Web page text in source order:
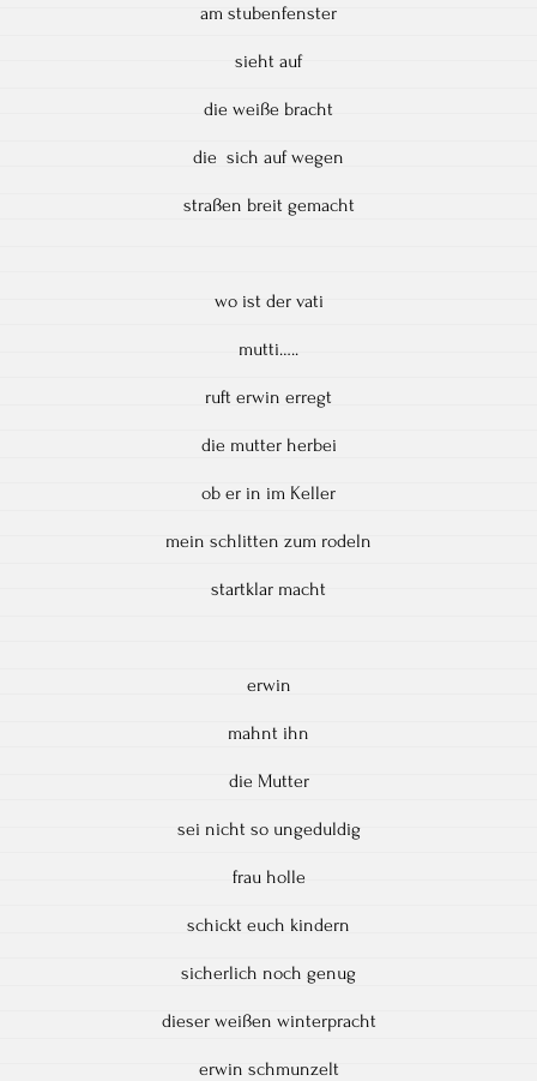
am stubenfenster
sieht auf
die weiße bracht
die sich auf wegen
straßen breit gemacht
wo ist der vati
mutti…..
ruft erwin erregt
die mutter herbei
ob er in im Keller
mein schlitten zum rodeln
startklar macht
erwin
mahnt ihn
die Mutter
sei nicht so ungeduldig
frau holle
schickt euch kindern
sicherlich noch genug
dieser weißen winterpracht
erwin schmunzelt